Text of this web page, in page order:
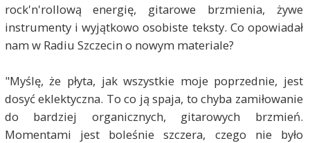
rock'n'rollową energię, gitarowe brzmienia, żywe
instrumenty i wyjątkowo osobiste teksty. Co opowiadał
nam w Radiu Szczecin o nowym materiale?
"Myślę, że płyta, jak wszystkie moje poprzednie, jest
dosyć eklektyczna. To co ją spaja, to chyba zamiłowanie
do bardziej organicznych, gitarowych brzmień.
Momentami jest boleśnie szczera, czego nie było